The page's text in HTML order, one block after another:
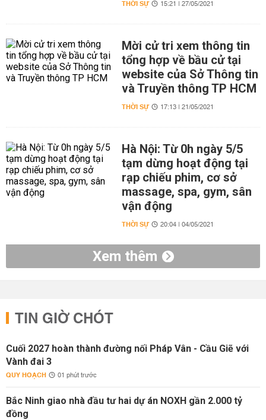
THỜI SỰ 15:21 | 27/05/2021
Mời cử tri xem thông tin
tổng hợp về bầu cử tại
website của Sở Thông tin
và Truyền thông TP HCM
THỜI SỰ 17:13 | 21/05/2021
Hà Nội: Từ 0h ngày 5/5
tạm dừng hoạt động tại
rạp chiếu phim, cơ sở
massage, spa, gym, sân
vận động
THỜI SỰ 20:04 | 04/05/2021
Xem thêm
TIN GIỜ CHÓT
Cuối 2027 hoàn thành đường nối Pháp Vân - Cầu Giẽ với
Vành đai 3
QUY HOẠCH 01 phút trước
Bắc Ninh giao nhà đầu tư hai dự án NOXH gần 2.000 tỷ
đồng